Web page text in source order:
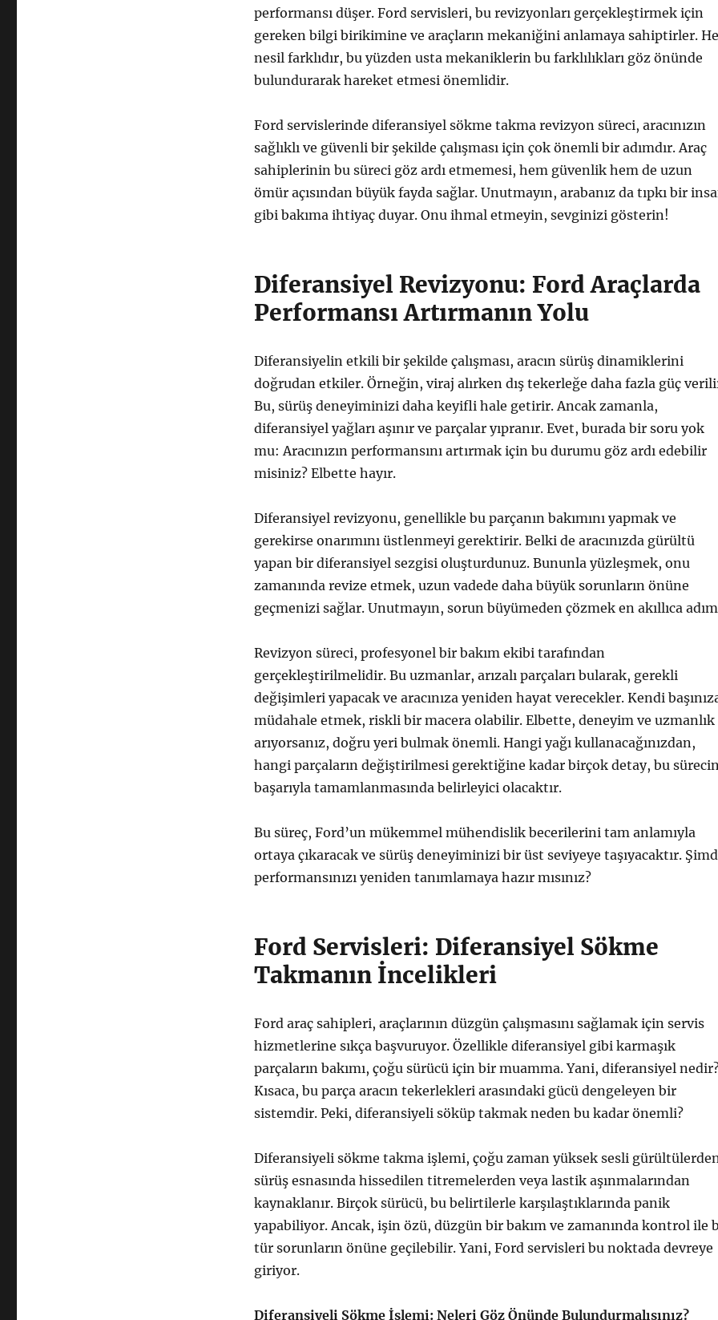
performansı düşer. Ford servisleri, bu revizyonları gerçekleştirmek için
gereken bilgi birikimine ve araçların mekaniğini anlamaya sahiptirler.
nesil farklıdır, bu yüzden usta mekaniklerin bu farklılıkları göz önünde
bulundurarak hareket etmesi önemlidir.
Ford servislerinde diferansiyel sökme takma revizyon süreci, aracınızın
sağlıklı ve güvenli bir şekilde çalışması için çok önemli bir adımdır. Araç
sahiplerinin bu süreci göz ardı etmemesi, hem güvenlik hem de uzun
ömür açısından büyük fayda sağlar. Unutmayın, arabanız da tıpkı bir
gibi bakıma ihtiyaç duyar. Onu ihmal etmeyin, sevginizi gösterin!
Diferansiyel Revizyonu: Ford Araçlarda
Performansı Artırmanın Yolu
Diferansiyelin etkili bir şekilde çalışması, aracın sürüş dinamiklerini
doğrudan etkiler. Örneğin, viraj alırken dış tekerleğe daha fazla güç
Bu, sürüş deneyiminizi daha keyifli hale getirir. Ancak zamanla,
diferansiyel yağları aşınır ve parçalar yıpranır. Evet, burada bir soru yok
mu: Aracınızın performansını artırmak için bu durumu göz ardı edebilir
misiniz? Elbette hayır.
Diferansiyel revizyonu, genellikle bu parçanın bakımını yapmak ve
gerekirse onarımını üstlenmeyi gerektirir. Belki de aracınızda gürültü
yapan bir diferansiyel sezgisi oluşturdunuz. Bununla yüzleşmek, onu
zamanında revize etmek, uzun vadede daha büyük sorunların önüne
geçmenizi sağlar. Unutmayın, sorun büyümeden çözmek en akıllıca
Revizyon süreci, profesyonel bir bakım ekibi tarafından
gerçekleştirilmelidir. Bu uzmanlar, arızalı parçaları bularak, gerekli
değişimleri yapacak ve aracınıza yeniden hayat verecekler. Kendi
müdahale etmek, riskli bir macera olabilir. Elbette, deneyim ve uzmanlık
arıyorsanız, doğru yeri bulmak önemli. Hangi yağı kullanacağınızdan,
hangi parçaların değiştirilmesi gerektiğine kadar birçok detay, bu
başarıyla tamamlanmasında belirleyici olacaktır.
Bu süreç, Ford’un mükemmel mühendislik becerilerini tam anlamıyla
ortaya çıkaracak ve sürüş deneyiminizi bir üst seviyeye taşıyacaktır.
performansınızı yeniden tanımlamaya hazır mısınız?
Ford Servisleri: Diferansiyel Sökme
Takmanın İncelikleri
Ford araç sahipleri, araçlarının düzgün çalışmasını sağlamak için servis
hizmetlerine sıkça başvuruyor. Özellikle diferansiyel gibi karmaşık
parçaların bakımı, çoğu sürücü için bir muamma. Yani, diferansiyel
Kısaca, bu parça aracın tekerlekleri arasındaki gücü dengeleyen bir
sistemdir. Peki, diferansiyeli söküp takmak neden bu kadar önemli?
Diferansiyeli sökme takma işlemi, çoğu zaman yüksek sesli
sürüş esnasında hissedilen titremelerden veya lastik aşınmalarından
kaynaklanır. Birçok sürücü, bu belirtilerle karşılaştıklarında panik
yapabiliyor. Ancak, işin özü, düzgün bir bakım ve zamanında kontrol ile
tür sorunların önüne geçilebilir. Yani, Ford servisleri bu noktada devreye
giriyor.
Diferansiyeli Sökme İşlemi: Neleri Göz Önünde Bulundurmalısınız?